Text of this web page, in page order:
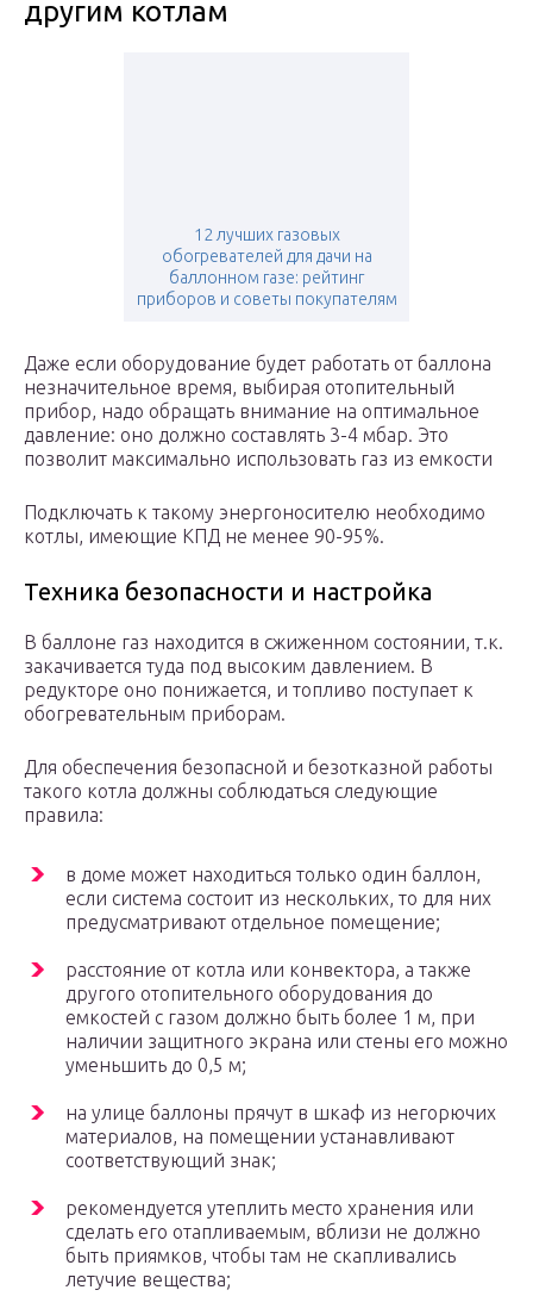
другим котлам
12 лучших газовых
обогревателей для дачи на
баллонном газе: рейтинг
приборов и советы покупателям
Даже если оборудование будет работать от баллона
незначительное время, выбирая отопительный
прибор, надо обращать внимание на оптимальное
давление: оно должно составлять 3-4 мбар. Это
позволит максимально использовать газ из емкости
Подключать к такому энергоносителю необходимо
котлы, имеющие КПД не менее 90-95%.
Техника безопасности и настройка
В баллоне газ находится в сжиженном состоянии, т.к.
закачивается туда под высоким давлением. В
редукторе оно понижается, и топливо поступает к
обогревательным приборам.
Для обеспечения безопасной и безотказной работы
такого котла должны соблюдаться следующие
правила:
в доме может находиться только один баллон,
если система состоит из нескольких, то для них
предусматривают отдельное помещение;
расстояние от котла или конвектора, а также
другого отопительного оборудования до
емкостей с газом должно быть более 1 м, при
наличии защитного экрана или стены его можно
уменьшить до 0,5 м;
на улице баллоны прячут в шкаф из негорючих
материалов, на помещении устанавливают
соответствующий знак;
рекомендуется утеплить место хранения или
сделать его отапливаемым, вблизи не должно
быть приямков, чтобы там не скапливались
летучие вещества;